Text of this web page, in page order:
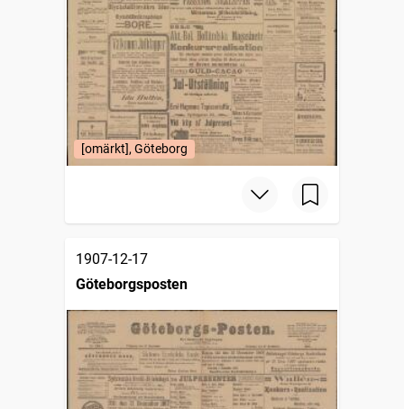
[omärkt], Göteborg
1907-12-17
Göteborgsposten